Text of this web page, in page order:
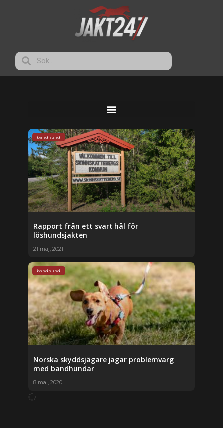
bandhund
Rapport från ett svart hål för
löshundsjakten
21 maj, 2021
bandhund
Norska skyddsjägare jagar problemvarg
med bandhundar
8 maj, 2020